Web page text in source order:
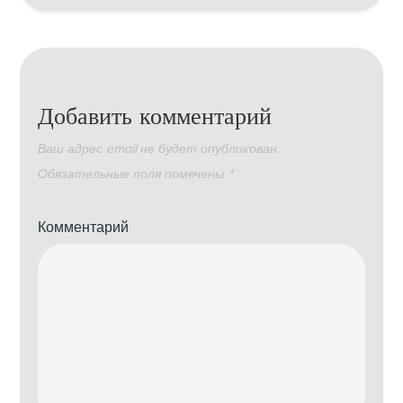
Добавить комментарий
Ваш адрес email не будет опубликован.
Обязательные поля помечены *
Комментарий